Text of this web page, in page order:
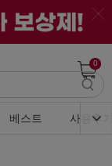
0
베스트 사용후